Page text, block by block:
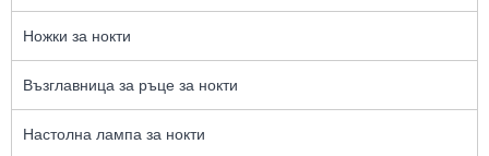
Ножки за нокти
Възглавница за ръце за нокти
Настолна лампа за нокти